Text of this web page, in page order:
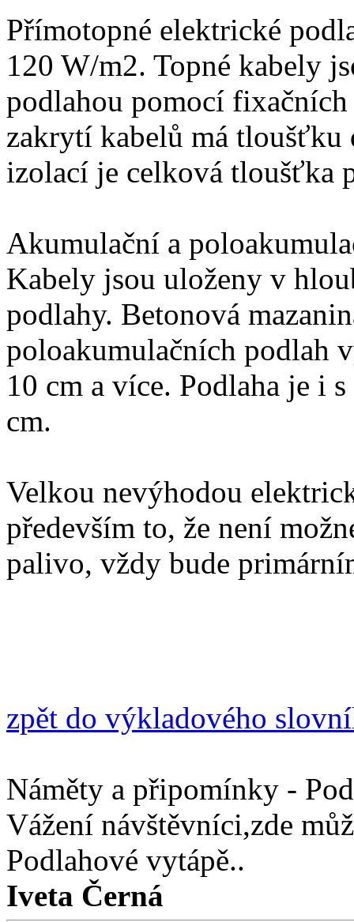
Přímotopné elektrické
120 W/m2. Topné kabely
podlahou pomocí fixačních
zakrytí kabelů má tloušťku
izolací je celková tloušťka
Akumulační a
Kabely jsou uloženy v
podlahy. Betonová
poloakumulačních podlah
10 cm a více. Podlaha je i
cm.
Velkou nevýhodou
především to, že není
palivo, vždy bude
zpět do výkladového
Náměty a připomínky -
Vážení návštěvníci,zde
Podlahové vytápě..
Iveta Černá